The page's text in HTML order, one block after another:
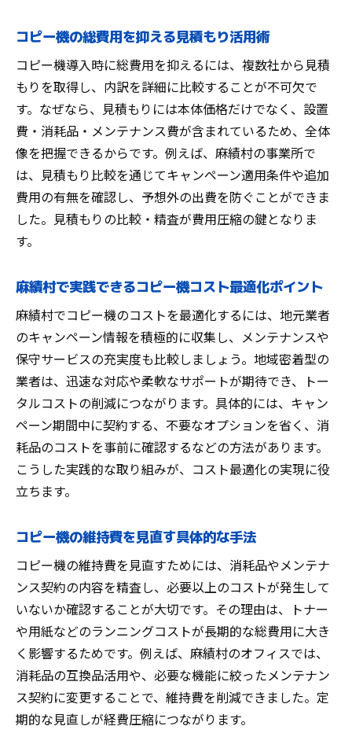
コピー機の総費用を抑える見積もり活用術
コピー機導入時に総費用を抑えるには、複数社から見積
もりを取得し、内訳を詳細に比較することが不可欠で
す。なぜなら、見積もりには本体価格だけでなく、設置
費・消耗品・メンテナンス費が含まれているため、全体
像を把握できるからです。例えば、麻績村の事業所で
は、見積もり比較を通じてキャンペーン適用条件や追加
費用の有無を確認し、予想外の出費を防ぐことができま
した。見積もりの比較・精査が費用圧縮の鍵となりま
す。
麻績村で実践できるコピー機コスト最適化ポイント
麻績村でコピー機のコストを最適化するには、地元業者
のキャンペーン情報を積極的に収集し、メンテナンスや
保守サービスの充実度も比較しましょう。地域密着型の
業者は、迅速な対応や柔軟なサポートが期待でき、トー
タルコストの削減につながります。具体的には、キャン
ペーン期間中に契約する、不要なオプションを省く、消
耗品のコストを事前に確認するなどの方法があります。
こうした実践的な取り組みが、コスト最適化の実現に役
立ちます。
コピー機の維持費を見直す具体的な手法
コピー機の維持費を見直すためには、消耗品やメンテナ
ンス契約の内容を精査し、必要以上のコストが発生して
いないか確認することが大切です。その理由は、トナー
や用紙などのランニングコストが長期的な総費用に大き
く影響するためです。例えば、麻績村のオフィスでは、
消耗品の互換品活用や、必要な機能に絞ったメンテナン
ス契約に変更することで、維持費を削減できました。定
期的な見直しが経費圧縮につながります。